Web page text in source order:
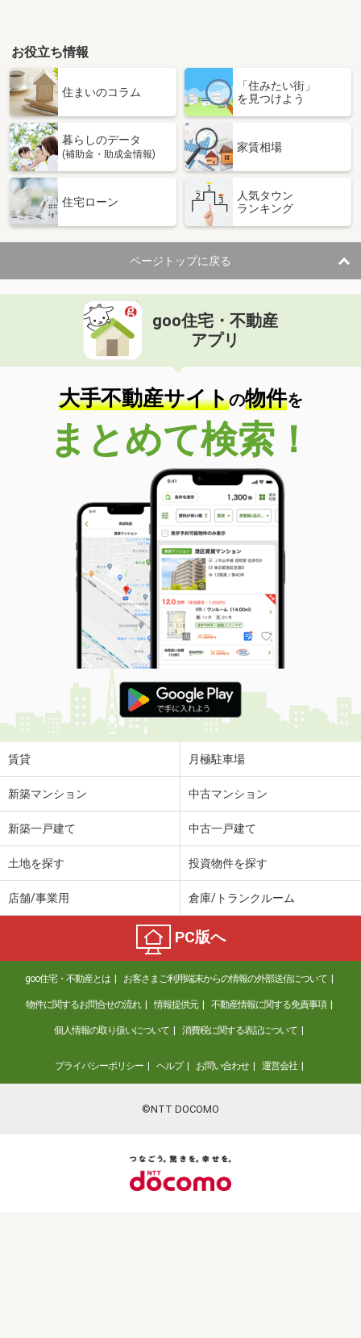
お役立ち情報
住まいのコラム
「住みたい街」
を見つけよう
暮らしのデータ
(補助金・助成金情報)
家賃相場
住宅ローン
人気タウン
ランキング
ページトップに戻る
goo住宅・不動産
アプリ
大手不動産サイトの物件を
まとめて検索！
賃貸 月極駐車場
新築マンション 中古マンション
新築一戸建て 中古一戸建て
土地を探す 投資物件を探す
店舗/事業用 倉庫/トランクルーム
PC版へ
goo住宅・不動産とは お客さまご利用端末からの情報の外部送信について
物件に関するお問合せの流れ 情報提供元 不動産情報に関する免責事項
個人情報の取り扱いについて 消費税に関する表記について
プライバシーポリシー ヘルプ お問い合わせ 運営会社
©NTT DOCOMO